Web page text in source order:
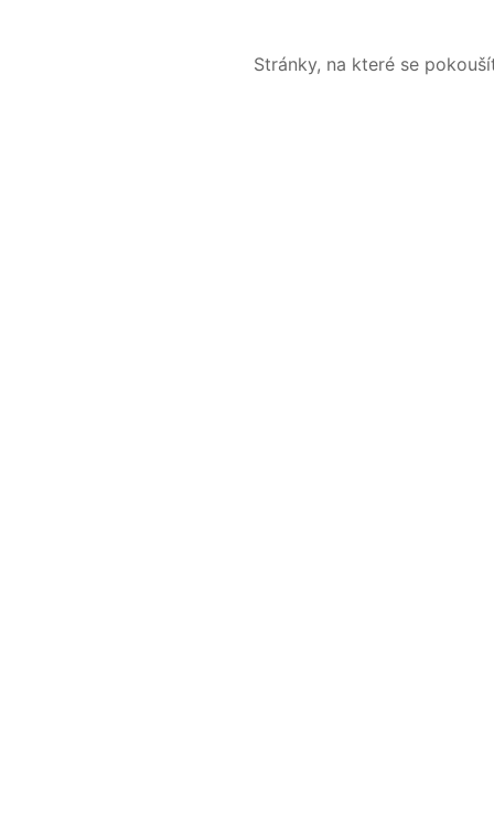
Stránky, na které se